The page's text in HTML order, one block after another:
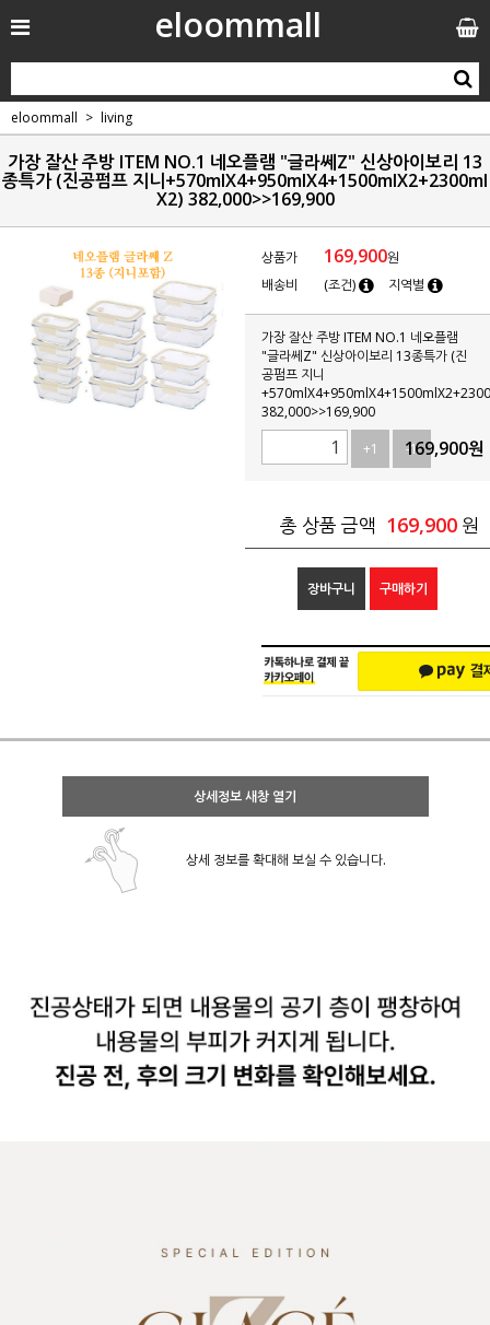
eloommall
eloommall living
가장 잘산 주방 ITEM NO.1 네오플램 "글라쎄Z" 신상아이보리 13
종특가 (진공펌프 지니+570mlX4+950mlX4+1500mlX2+2300ml
X2) 382,000>>169,900
상품가 169,900원
배송비
(조건) 지역별
가장 잘산 주방 ITEM NO.1 네오플램
"글라쎄Z" 신상아이보리 13종특가 (진
공펌프 지니
382,000>>169,900
+1
-1
169,900원
총 상품 금액 169,900 원
장바구니 구매하기
상세정보 새창 열기
상세 정보를 확대해 보실 수 있습니다.